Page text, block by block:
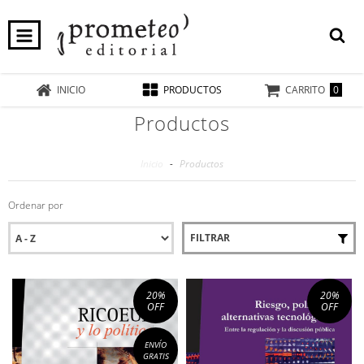
INICIO PRODUCTOS CARRITO 0
Productos
- Productos
Ordenar por
FILTRAR
20%
OFF
ENVÍO
GRATIS
20%
OFF